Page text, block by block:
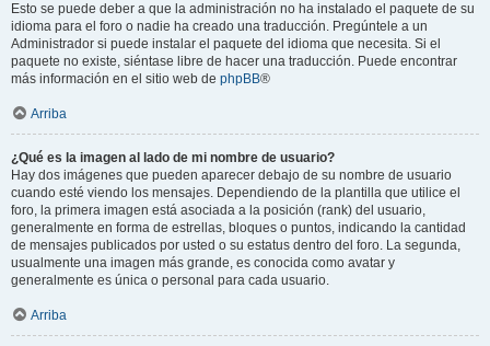
Esto se puede deber a que la administración no ha instalado el paquete de su
idioma para el foro o nadie ha creado una traducción. Pregúntele a un
Administrador si puede instalar el paquete del idioma que necesita. Si el
paquete no existe, siéntase libre de hacer una traducción. Puede encontrar
más información en el sitio web de phpBB®
Arriba
¿Qué es la imagen al lado de mi nombre de usuario?
Hay dos imágenes que pueden aparecer debajo de su nombre de usuario
cuando esté viendo los mensajes. Dependiendo de la plantilla que utilice el
foro, la primera imagen está asociada a la posición (rank) del usuario,
generalmente en forma de estrellas, bloques o puntos, indicando la cantidad
de mensajes publicados por usted o su estatus dentro del foro. La segunda,
usualmente una imagen más grande, es conocida como avatar y
generalmente es única o personal para cada usuario.
Arriba